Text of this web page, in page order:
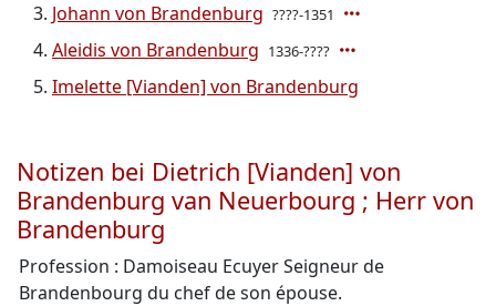
Johann von Brandenburg ????-1351
Aleidis von Brandenburg 1336-????
Imelette [Vianden] von Brandenburg
Notizen bei Dietrich [Vianden] von
Brandenburg van Neuerbourg ; Herr von
Brandenburg
Profession : Damoiseau Ecuyer Seigneur de
Brandenbourg du chef de son épouse.